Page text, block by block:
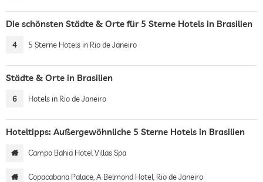
Die schönsten Städte & Orte für 5 Sterne Hotels in Brasilien
4 5 Sterne Hotels in Rio de Janeiro
Städte & Orte in Brasilien
6 Hotels in Rio de Janeiro
Hoteltipps: Außergewöhnliche 5 Sterne Hotels in Brasilien
Campo Bahia Hotel Villas Spa
Copacabana Palace, A Belmond Hotel, Rio de Janeiro